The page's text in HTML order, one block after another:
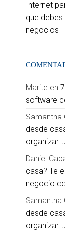
Internet
que debes
negocios
Marite en
software
Samantha
desde
organizar
Daniel
casa? Te
negocio
Samantha
desde
organizar